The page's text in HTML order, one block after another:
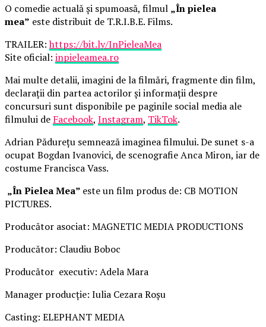
O comedie actuală și spumoasă, filmul „În pielea
mea” este distribuit de T.R.I.B.E. Films.
TRAILER:https://bit.ly/InPieleaMea
Site oficial: inpieleamea.ro
Mai multe detalii, imagini de la filmări, fragmente din film,
declarații din partea actorilor și informații despre
concursuri sunt disponibile pe paginile social media ale
filmului de Facebook, Instagram, TikTok.
Adrian Pădurețu semnează imaginea filmului. De sunet s-a
ocupat Bogdan Ivanovici, de scenografie Anca Miron, iar de
costume Francisca Vass.
„În Pielea Mea” este un film produs de: CB MOTION
PICTURES.
Producător asociat: MAGNETIC MEDIA PRODUCTIONS
Producător: Claudiu Boboc
Producător executiv: Adela Mara
Manager producție: Iulia Cezara Roșu
Casting: ELEPHANT MEDIA